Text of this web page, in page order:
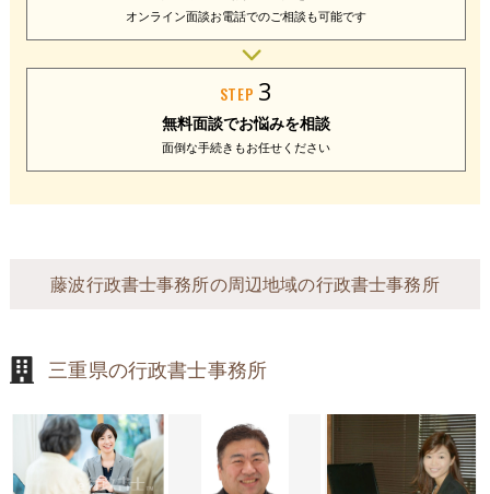
オンライン面談お電話でのご相談も可能です
STEP 3
無料面談でお悩みを相談
面倒な手続きもお任せください
藤波行政書士事務所の周辺地域の行政書士事務所
三重県の行政書士事務所